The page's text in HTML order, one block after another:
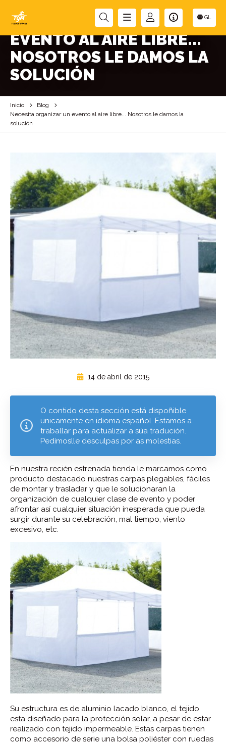
GL
NECESITA ORGANIZAR UN
EVENTO AL AIRE LIBRE...
NOSOTROS LE DAMOS LA
SOLUCIÓN
Inicio
Blog
Necesita organizar un evento al aire libre... Nosotros le damos la
solución
14 de abril de 2015
O contido desta sección está dispoñible
unicamente en idioma español. Estamos a
traballar para actualizar a súa tradución.
Pedímoslle desculpas por as molestias.
En nuestra recién estrenada tienda le marcamos como
producto destacado nuestras carpas plegables, fáciles
de montar y trasladar y que le solucionaran la
organización de cualquier clase de evento y poder
afrontar así cualquier situación inesperada que pueda
surgir durante su celebración, mal tiempo, viento
excesivo, etc.
Su estructura es de aluminio lacado blanco, el tejido
esta diseñado para la protección solar, a pesar de estar
realizado con tejido impermeable. Estas carpas tienen
como accesorio de serie una bolsa poliéster con ruedas